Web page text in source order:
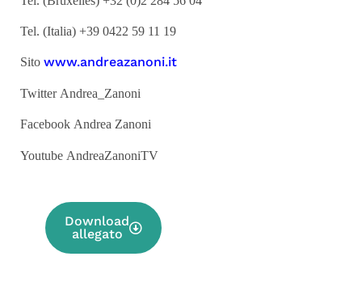
Tel. (Italia) +39 0422 59 11 19
Sito www.andreazanoni.it
Twitter Andrea_Zanoni
Facebook Andrea Zanoni
Youtube AndreaZanoniTV
Download
allegato